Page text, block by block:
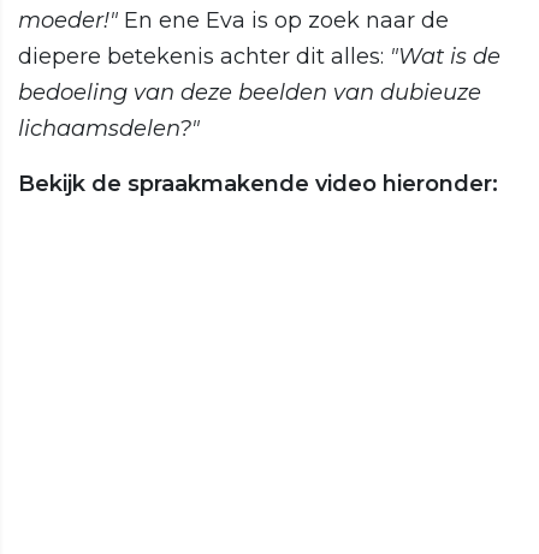
moeder!" En ene Eva is op zoek naar de
diepere betekenis achter dit alles: "Wat is de
bedoeling van deze beelden van dubieuze
lichaamsdelen?"
Bekijk de spraakmakende video hieronder: